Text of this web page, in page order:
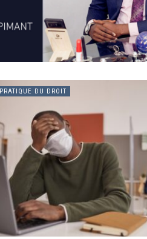
PRATIQUE DU DROIT